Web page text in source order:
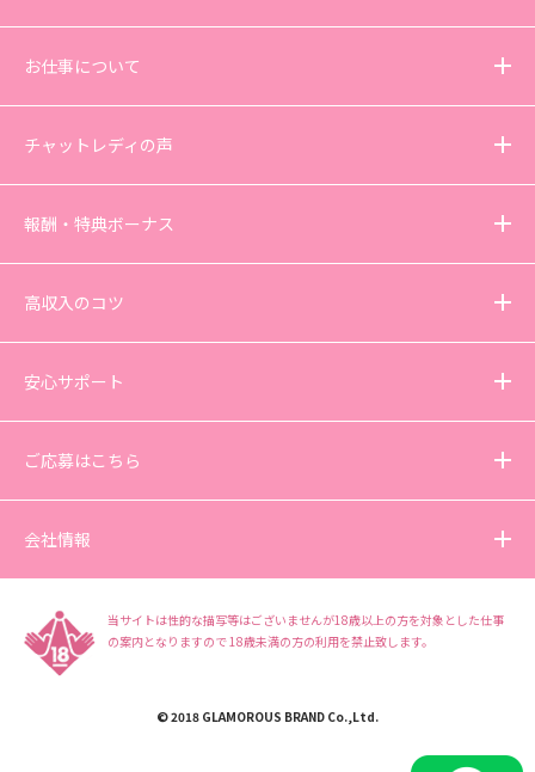
お仕事について
チャットレディの声
報酬・特典ボーナス
高収入のコツ
安心サポート
ご応募はこちら
会社情報
当サイトは性的な描写等はございませんが18歳以上の方を対象とした仕事
の案内となりますので 18歳未満の方の利用を禁止致します。
© 2018 GLAMOROUS BRAND Co.,Ltd.